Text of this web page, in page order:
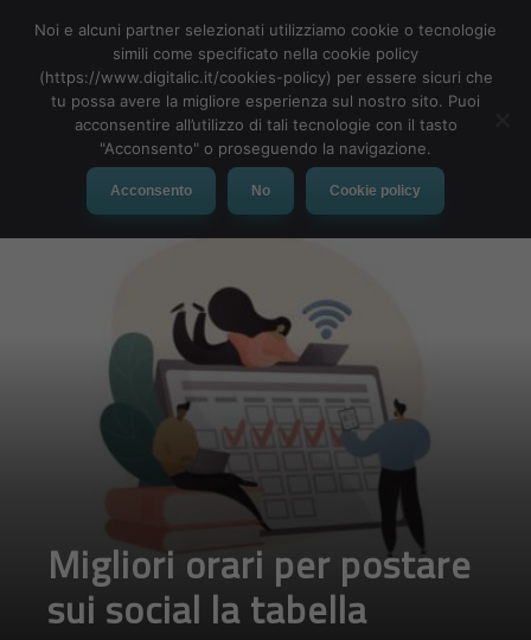
MENU
Migliori orari per postare
sui social la tabella
Noi e alcuni partner selezionati utilizziamo cookie o tecnologie
simili come specificato nella cookie policy
(https://www.digitalic.it/cookies-policy) per essere sicuri che
tu possa avere la migliore esperienza sul nostro sito. Puoi
acconsentire all’utilizzo di tali tecnologie con il tasto
"Acconsento" o proseguendo la navigazione.
Acconsento No Cookie policy